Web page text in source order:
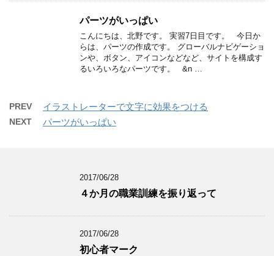
パーツがいっぱい
こんにちは、北野です。 実習7日目です。 今日か
らは、パーツの作成です。 グローバルナビゲーショ
ンや、ボタン、アイコンなどなど、サイトを構成す
るいろいろなパーツです。 &n …
PREV イラストレーターで文字に効果をつける
NEXT パーツがいっぱい
2017/06/28
４か月の職業訓練を振り返って
2017/06/28
初心者マーク